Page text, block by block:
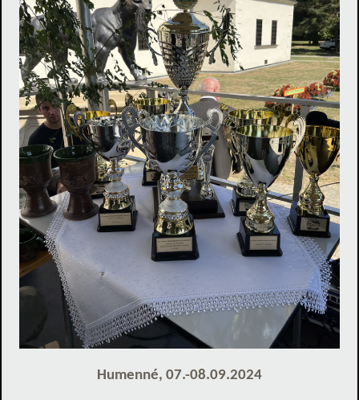
Humenné, 07.-08.09.2024